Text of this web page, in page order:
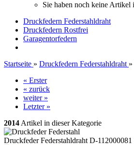
Sie haben noch keine Artikel
Druckfedern Federstahldraht
Druckfedern Rostfrei
Garagentorfedern
Startseite » Druckfedern Federstahldraht »
« Erster
« zurück
weiter »
Letzter »
2014 Artikel in dieser Kategorie
Druckfeder Federstahldraht D-